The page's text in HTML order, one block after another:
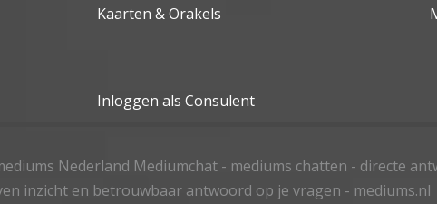
Kaarten & Orakels
Inloggen als Consulent
Nederland Mediumchat - mediums chatten - directe
inzicht en betrouwbaar antwoord op je vragen - mediums.nl